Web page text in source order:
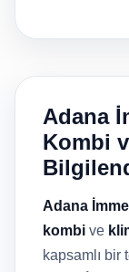
Adana
Kombi
Adana
kombi ve
kapsamlı bir